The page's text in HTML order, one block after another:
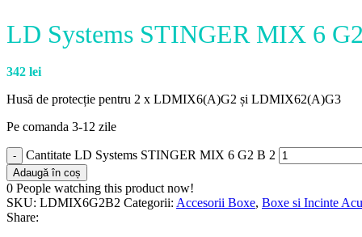
LD Systems STINGER MIX 6
342 lei
Husă de protecție pentru 2 x LDMIX6(A)G2 și LDMIX62(A)G3
Pe comanda 3-12 zile
Cantitate LD Systems STINGER MIX 6 G2 B 2
Adaugă în coș
0 People watching this product now!
SKU: LDMIX6G2B2 Categorii: Accesorii Boxe, Boxe si Incinte
Share: